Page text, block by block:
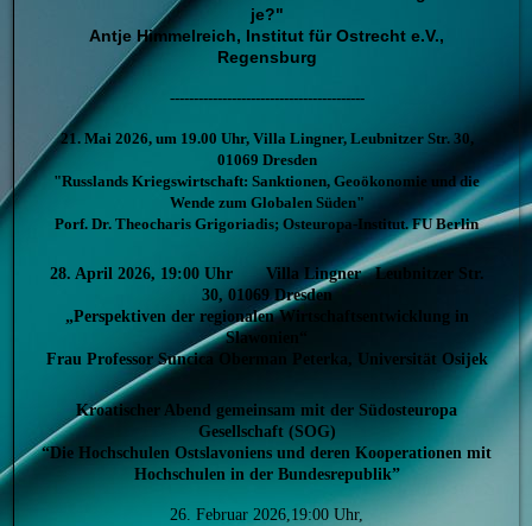
je?"
Antje Himmelreich, Institut für Ostrecht e.V.,
Regensburg
-----------------------------------------
21. Mai 2026, um 19.00 Uhr, Villa Lingner, Leubnitzer Str. 30,
01069 Dresden
"Russlands Kriegswirtschaft: Sanktionen, Geoökonomie und die
Wende zum Globalen Süden"
Porf. Dr. Theocharis Grigoriadis; Osteuropa-Institut. FU Berlin
28. April 2026, 19:00 Uhr Villa Lingner Leubnitzer Str.
30, 01069 Dresden
„Perspektiven der regionalen Wirtschaftsentwicklung in
Slawonien“
Frau Professor Suncica Oberman Peterka, Universität Osijek
Kroatischer Abend gemeinsam mit der Südosteuropa
Gesellschaft (SOG)
“Die Hochschulen Ostslavoniens und deren Kooperationen mit
Hochschulen in der Bundesrepublik”
26. Februar 2026,19:00 Uhr,